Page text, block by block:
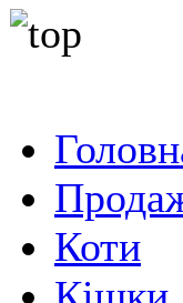
Коти